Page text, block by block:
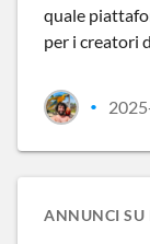
quale
per i creatori
•
ANNUNCI SU